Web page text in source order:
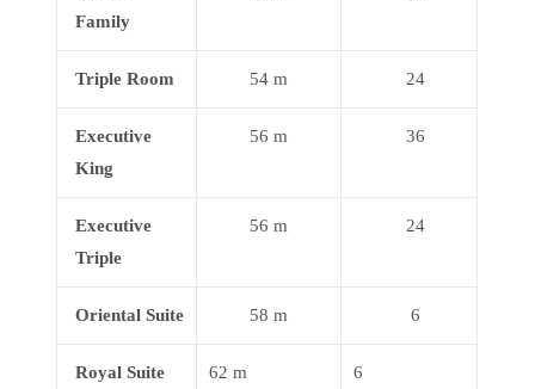
Family
Triple Room 54 m 24
Executive
King
56 m 36
Executive
Triple
56 m 24
Oriental Suite 58 m 6
Royal Suite 62 m 6